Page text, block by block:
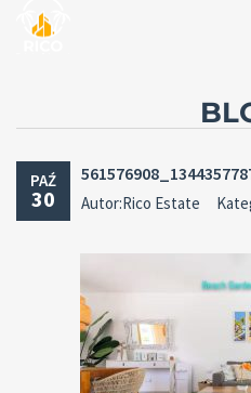
PAŹ
30 Autor:Rico Estate